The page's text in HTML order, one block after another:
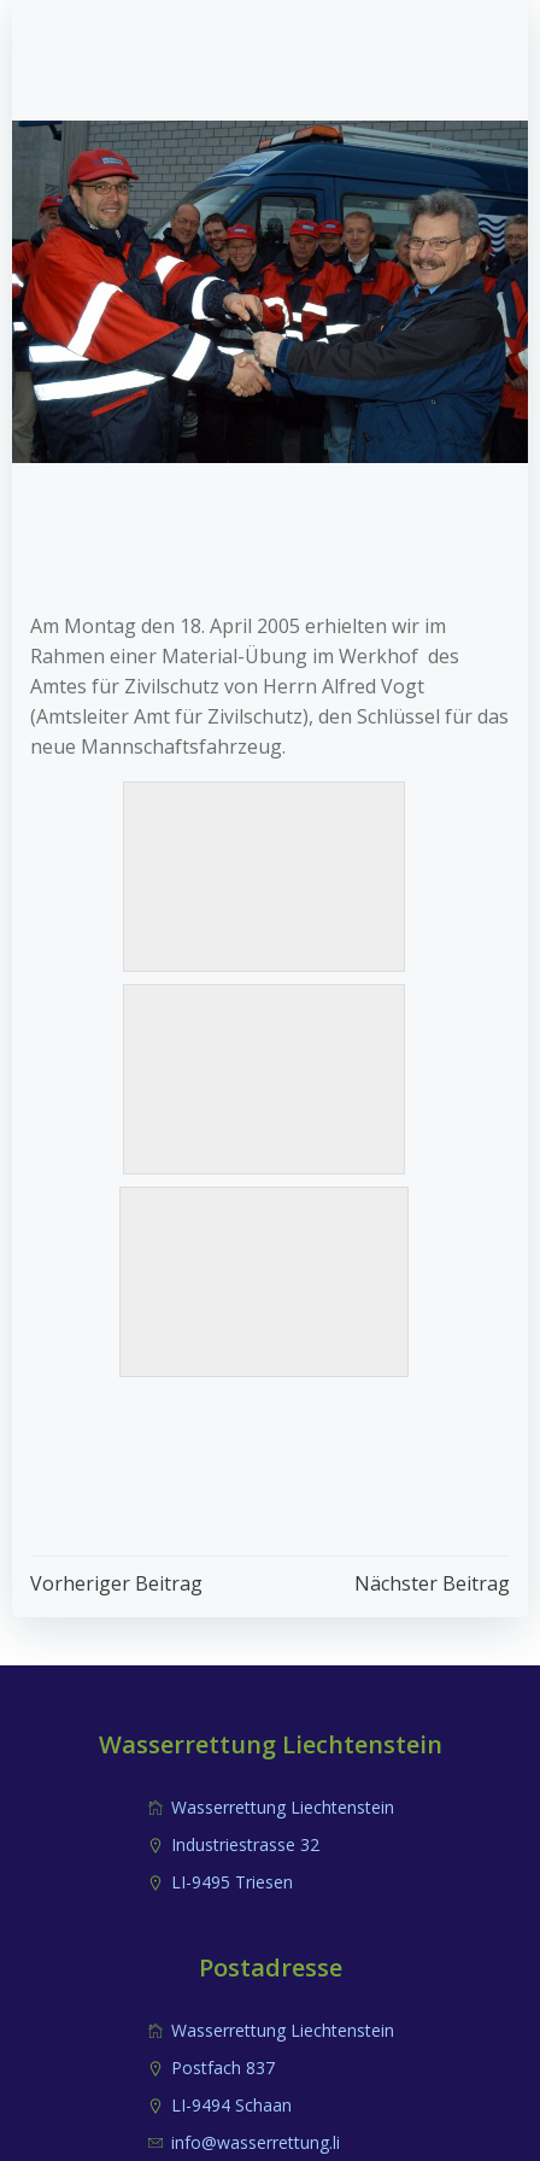
Am Montag den 18. April 2005 erhielten wir im
Rahmen einer Material-Übung im Werkhof des
Amtes für Zivilschutz von Herrn Alfred Vogt
(Amtsleiter Amt für Zivilschutz), den Schlüssel für das
neue Mannschaftsfahrzeug.
Post
Navigation
Vorheriger Beitrag
Post
Navigation
Nächster Beitrag
Wasserrettung Liechtenstein
Wasserrettung Liechtenstein
Industriestrasse 32
LI-9495 Triesen
Postadresse
Wasserrettung Liechtenstein
Postfach 837
LI-9494 Schaan
info@wasserrettung.li